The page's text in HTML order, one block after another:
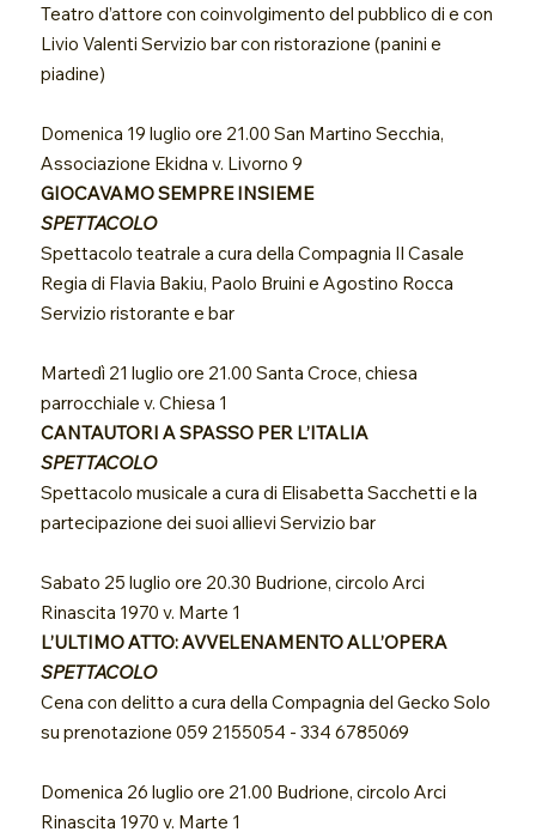
Teatro d’attore con coinvolgimento del pubblico di e con
Livio Valenti Servizio bar con ristorazione (panini e
piadine)
Domenica 19 luglio ore 21.00 San Martino Secchia,
Associazione Ekidna v. Livorno 9
GIOCAVAMO SEMPRE INSIEME
SPETTACOLO
Spettacolo teatrale a cura della Compagnia Il Casale
Regia di Flavia Bakiu, Paolo Bruini e Agostino Rocca
Servizio ristorante e bar
Martedì 21 luglio ore 21.00 Santa Croce, chiesa
parrocchiale v. Chiesa 1
CANTAUTORI A SPASSO PER L’ITALIA
SPETTACOLO
Spettacolo musicale a cura di Elisabetta Sacchetti e la
partecipazione dei suoi allievi Servizio bar
Sabato 25 luglio ore 20.30 Budrione, circolo Arci
Rinascita 1970 v. Marte 1
L’ULTIMO ATTO: AVVELENAMENTO ALL’OPERA
SPETTACOLO
Cena con delitto a cura della Compagnia del Gecko Solo
su prenotazione 059 2155054 - 334 6785069
Domenica 26 luglio ore 21.00 Budrione, circolo Arci
Rinascita 1970 v. Marte 1